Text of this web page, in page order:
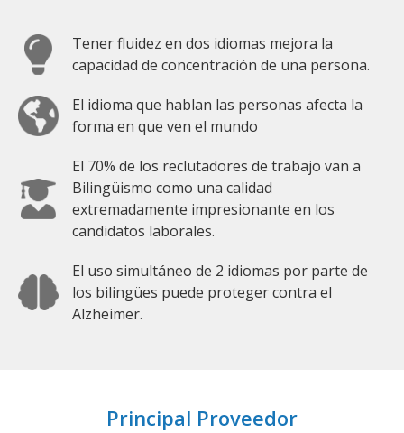
Tener fluidez en dos idiomas mejora la
capacidad de concentración de una persona.
El idioma que hablan las personas afecta la
forma en que ven el mundo
El 70% de los reclutadores de trabajo van a
Bilingüismo como una calidad
extremadamente impresionante en los
candidatos laborales.
El uso simultáneo de 2 idiomas por parte de
los bilingües puede proteger contra el
Alzheimer.
Principal Proveedor